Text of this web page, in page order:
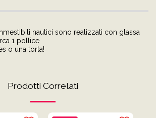
nautici sono realizzati con glassa
1 pollice
o una torta!
Prodotti Correlati